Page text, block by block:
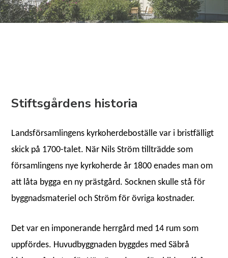
Stiftsgårdens historia
Landsförsamlingens kyrkoherdeboställe var i bristfälligt
skick på 1700-talet. När Nils Ström tillträdde som
församlingens nye kyrkoherde år 1800 enades man om
att låta bygga en ny prästgård. Socknen skulle stå för
byggnadsmateriel och Ström för övriga kostnader.
Det var en imponerande herrgård med 14 rum som
uppfördes. Huvudbyggnaden byggdes med Säbrå